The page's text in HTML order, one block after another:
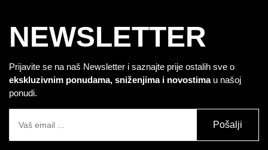
NEWSLETTER
Prijavite se na naš Newsletter i saznajte prije ostalih sve o
ekskluzivnim ponudama, sniženjima i novostimau našoj
ponudi.
Pošalji